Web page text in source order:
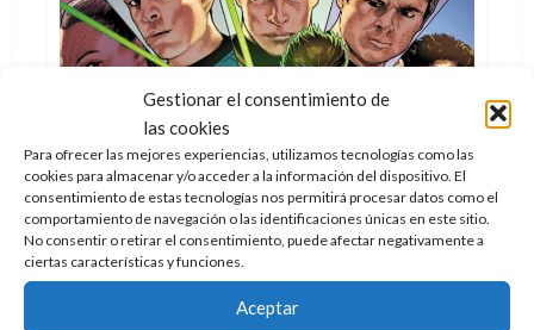
Gestionar el consentimiento de
las cookies
Para ofrecer las mejores experiencias, utilizamos tecnologías como las
cookies para almacenar y/o acceder a la información del dispositivo. El
consentimiento de estas tecnologías nos permitirá procesar datos como el
comportamiento de navegación o las identificaciones únicas en este sitio.
No consentir o retirar el consentimiento, puede afectar negativamente a
ciertas características y funciones.
Aceptar